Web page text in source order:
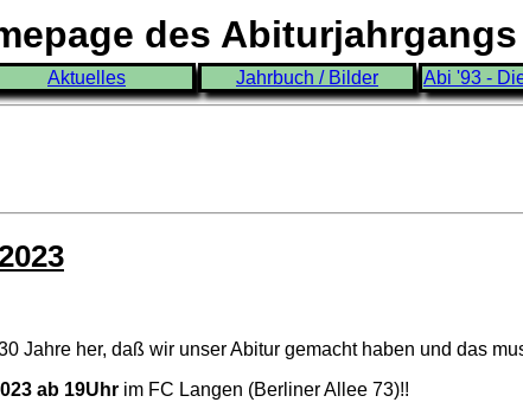
des
Aktuelles Jahrbuch / Bilder Abi '93 -
Jahre her, daß wir unser Abitur gemacht haben und das
ab 19Uhr im FC Langen (Berliner Allee 73)!!